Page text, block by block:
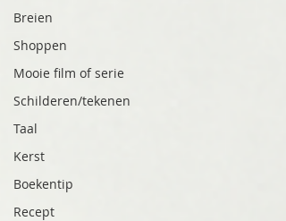
Breien
Shoppen
Mooie film of serie
Schilderen/tekenen
Taal
Kerst
Boekentip
Recept